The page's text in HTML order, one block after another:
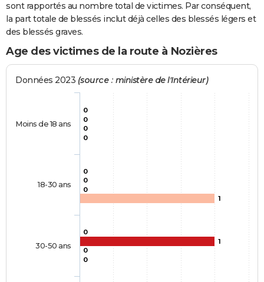
sont rapportés au nombre total de victimes. Par conséquent,
la part totale de blessés inclut déjà celles des blessés légers et
des blessés graves.
Age des victimes de la route à Nozières
Données 2023 (source : ministère de l'Intérieur)
0
0
0
0
0
1
0
0
0
0
1
0
Moins de 18 ans
18-30 ans
30-50 ans